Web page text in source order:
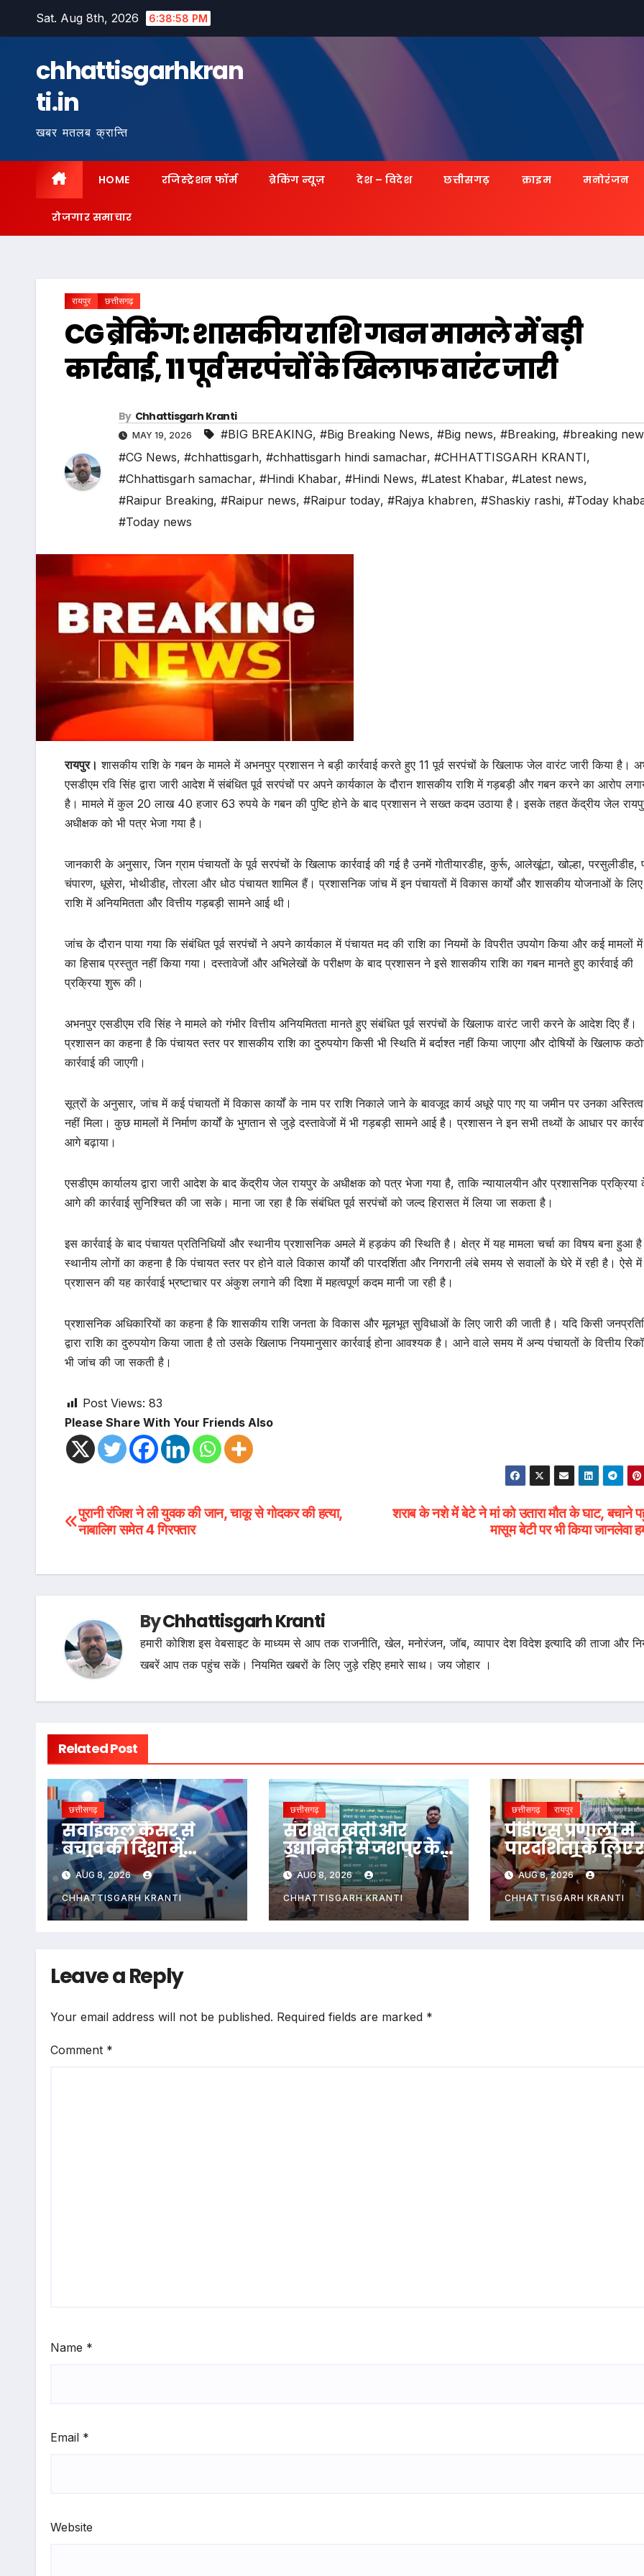
Sat. Aug 8th, 2026 6:38:59 PM
chhattisgarhkran
ti.in
खबर मतलब क्रान्ति
HOME रजिस्ट्रेशन फॉर्म ब्रेकिंग न्यूज़ देश – विदेश छत्तीसगढ़ क्राइम मनोरंजन
रोजगार समाचार
रायपुर छत्तीसगढ़
CG ब्रेकिंग: शासकीय राशि गबन मामले में बड़ी
कार्रवाई, 11 पूर्व सरपंचों के खिलाफ वारंट जारी
By Chhattisgarh Kranti
MAY 19, 2026 #BIG BREAKING, #Big Breaking News, #Big news, #Breaking, #breaking
#CG News, #chhattisgarh, #chhattisgarh hindi samachar, #CHHATTISGARH KRANTI,
#Chhattisgarh samachar, #Hindi Khabar, #Hindi News, #Latest Khabar, #Latest news,
#Raipur Breaking, #Raipur news, #Raipur today, #Rajya khabren, #Shaskiy rashi, #Today
#Today news
रायपुर। शासकीय राशि के गबन के मामले में अभनपुर प्रशासन ने बड़ी कार्रवाई करते हुए 11 पूर्व सरपंचों के खिलाफ जेल वारंट जारी किया है।
एसडीएम रवि सिंह द्वारा जारी आदेश में संबंधित पूर्व सरपंचों पर अपने कार्यकाल के दौरान शासकीय राशि में गड़बड़ी और गबन करने का आरोप
है। मामले में कुल 20 लाख 40 हजार 63 रुपये के गबन की पुष्टि होने के बाद प्रशासन ने सख्त कदम उठाया है। इसके तहत केंद्रीय जेल
अधीक्षक को भी पत्र भेजा गया है।
जानकारी के अनुसार, जिन ग्राम पंचायतों के पूर्व सरपंचों के खिलाफ कार्रवाई की गई है उनमें गोतीयारडीह, कुर्रू, आलेखूंटा, खोल्हा, परसुलीडीह,
चंपारण, धूसेरा, भोथीडीह, तोरला और धोठ पंचायत शामिल हैं। प्रशासनिक जांच में इन पंचायतों में विकास कार्यों और शासकीय योजनाओं के लिए
राशि में अनियमितता और वित्तीय गड़बड़ी सामने आई थी।
जांच के दौरान पाया गया कि संबंधित पूर्व सरपंचों ने अपने कार्यकाल में पंचायत मद की राशि का नियमों के विपरीत उपयोग किया और कई मामलों में
का हिसाब प्रस्तुत नहीं किया गया। दस्तावेजों और अभिलेखों के परीक्षण के बाद प्रशासन ने इसे शासकीय राशि का गबन मानते हुए कार्रवाई की
प्रक्रिया शुरू की।
अभनपुर एसडीएम रवि सिंह ने मामले को गंभीर वित्तीय अनियमितता मानते हुए संबंधित पूर्व सरपंचों के खिलाफ वारंट जारी करने के आदेश दिए हैं।
प्रशासन का कहना है कि पंचायत स्तर पर शासकीय राशि का दुरुपयोग किसी भी स्थिति में बर्दाश्त नहीं किया जाएगा और दोषियों के खिलाफ
कार्रवाई की जाएगी।
सूत्रों के अनुसार, जांच में कई पंचायतों में विकास कार्यों के नाम पर राशि निकाले जाने के बावजूद कार्य अधूरे पाए गए या जमीन पर उनका अस्तित्व
नहीं मिला। कुछ मामलों में निर्माण कार्यों के भुगतान से जुड़े दस्तावेजों में भी गड़बड़ी सामने आई है। प्रशासन ने इन सभी तथ्यों के आधार पर
आगे बढ़ाया।
एसडीएम कार्यालय द्वारा जारी आदेश के बाद केंद्रीय जेल रायपुर के अधीक्षक को पत्र भेजा गया है, ताकि न्यायालयीन और प्रशासनिक
आगे की कार्रवाई सुनिश्चित की जा सके। माना जा रहा है कि संबंधित पूर्व सरपंचों को जल्द हिरासत में लिया जा सकता है।
इस कार्रवाई के बाद पंचायत प्रतिनिधियों और स्थानीय प्रशासनिक अमले में हड़कंप की स्थिति है। क्षेत्र में यह मामला चर्चा का विषय बना हुआ
स्थानीय लोगों का कहना है कि पंचायत स्तर पर होने वाले विकास कार्यों की पारदर्शिता और निगरानी लंबे समय से सवालों के घेरे में रही है। ऐसे में
प्रशासन की यह कार्रवाई भ्रष्टाचार पर अंकुश लगाने की दिशा में महत्वपूर्ण कदम मानी जा रही है।
प्रशासनिक अधिकारियों का कहना है कि शासकीय राशि जनता के विकास और मूलभूत सुविधाओं के लिए जारी की जाती है। यदि किसी
द्वारा राशि का दुरुपयोग किया जाता है तो उसके खिलाफ नियमानुसार कार्रवाई होना आवश्यक है। आने वाले समय में अन्य पंचायतों के वित्तीय
भी जांच की जा सकती है।
Post Views: 83
Please Share With Your Friends Also
Post
शराब के नशे में बेटे ने मां को उतारा मौत के घाट, बचाने
मासूम बेटी पर भी किया जानलेवा
पुरानी रंजिश ने ली युवक की जान, चाकू से गोदकर की हत्या,
नाबालिग समेत 4 गिरफ्तार
ByChhattisgarh Kranti
हमारी कोशिश इस वेबसाइट के माध्यम से आप तक राजनीति, खेल, मनोरंजन, जॉब, व्यापार देश विदेश इत्यादि की ताजा और
खबरें आप तक पहुंच सकें। नियमित खबरों के लिए जुड़े रहिए हमारे साथ। जय जोहार ।
Related Post
छत्तीसगढ़
सर्वाइकल कैंसर से
बचाव की दिशा में
छत्तीसगढ़ की बड़ी
छलांग, एचपीवी
टीकाकरण अभियान
को मिल रहा व्यापक
AUG 8, 2026
CHHATTISGARH KRANTI
छत्तीसगढ़
संरक्षित खेती और
उद्यानिकी से जशपुर के
किसान अनारथ साय ने
लिखी आत्मनिर्भरता
की नई कहानी
AUG 8, 2026
CHHATTISGARH KRANTI
छत्तीसगढ़ रायपुर
पीडीएस प्रणाली में
पारदर्शिता के लिए
सरकार की बड़ी
रायपुर, दुर्ग और
बिलासपुर में तीन
‘अन्नपूर्ति ग्रेन
AUG 8, 2026
CHHATTISGARH KRANTI
Leave a Reply
Your email address will not be published. Required fields are marked *
Comment *
Name *
Email *
Website